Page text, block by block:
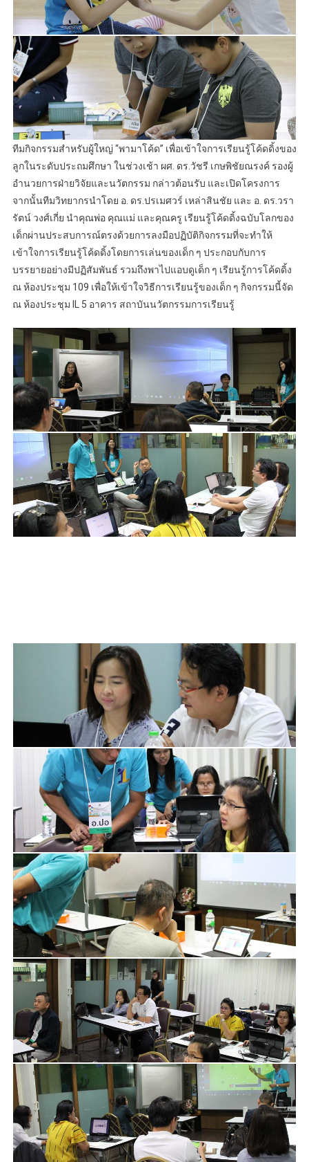
ทีมกิจกรรมสำหรับผู้ใหญ่ “พามาโค้ด” เพื่อเข้าใจการเรียนรู้โค้ดดิ้งของ
ลูกในระดับประถมศึกษา ในช่วงเช้า ผศ. ดร.วัชรี เกษพิชัยณรงค์ รองผู้
อำนวยการฝ่ายวิจัยและนวัตกรรม กล่าวต้อนรับ และเปิดโครงการ
จากนั้นทีมวิทยากรนำโดย อ. ดร.ปรเมศวร์ เหล่าสินชัย และ อ. ดร.วรา
รัตน์ วงศ์เกี่ย นำคุณพ่อ คุณแม่ และคุณครู เรียนรู้โค้ดดิ้งฉบับโลกของ
เด็กผ่านประสบการณ์ตรงด้วยการลงมือปฏิบัติกิจกรรมที่จะทำให้
เข้าใจการเรียนรู้โค้ดดิ้งโดยการเล่นของเด็ก ๆ ประกอบกับการ
บรรยายอย่างมีปฏิสัมพันธ์ รวมถึงพาไปแอบดูเด็ก ๆ เรียนรู้การโค้ดดิ้ง
ณ ห้องประชุม 109 เพื่อให้เข้าใจวิธีการเรียนรู้ของเด็ก ๆ กิจกรรมนี้จัด
ณ ห้องประชุม IL 5 อาคาร สถาบันนวัตกรรมการเรียนรู้